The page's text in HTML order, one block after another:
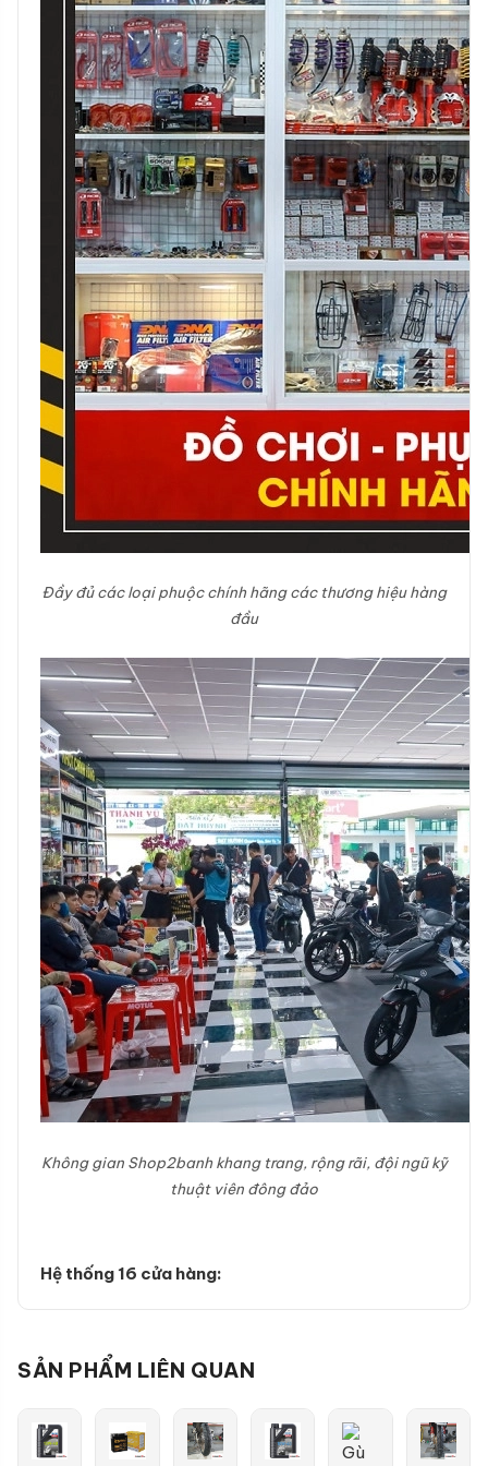
Đầy đủ các loại phuộc chính hãng các thương hiệu hàng
đầu
Không gian Shop2banh khang trang, rộng rãi, đội ngũ kỹ
thuật viên đông đảo
Hệ thống 16 cửa hàng:
SẢN PHẨM LIÊN QUAN